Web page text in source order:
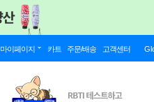
마이페이지 카트 주문/배송 고객센터